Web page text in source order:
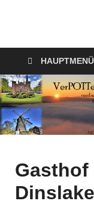
HAUPTMENÜ
Gasthof